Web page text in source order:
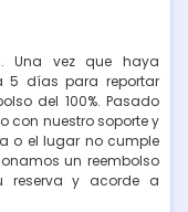
Una vez que haya
5 días para reportar
del 100%. Pasado
con nuestro soporte y
o el lugar no cumple
un reembolso
reserva y acorde a